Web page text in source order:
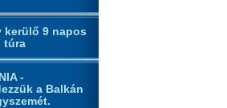
kerülő 9 napos
túra
-
a Balkán